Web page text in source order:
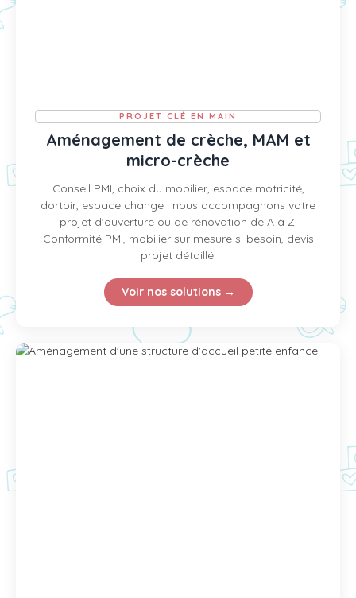
PROJET CLÉ EN MAIN
Aménagement de crèche, MAM et
micro-crèche
Conseil PMI, choix du mobilier, espace motricité,
dortoir, espace change : nous accompagnons votre
projet d'ouverture ou de rénovation de A à Z.
Conformité PMI, mobilier sur mesure si besoin, devis
projet détaillé.
Voir nos solutions →